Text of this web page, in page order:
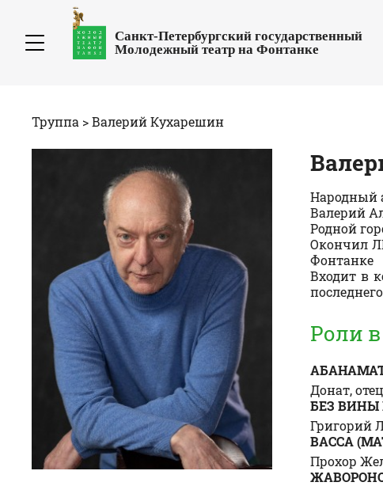
Санкт-Петербургский государственный
Молодежный театр на Фонтанке
Труппа > ВалерийКухарешин
Народный
Валерий
Родной
Окончил
Фонтанке
Входит в
Роли
Донат,
БЕЗ
Григорий
ВАССА
Прохор